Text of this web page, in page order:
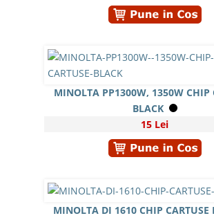
MINOLTA PP1300W, 1350W CHIP
BLACK
15 Lei
MINOLTA DI 1610 CHIP CARTUSE